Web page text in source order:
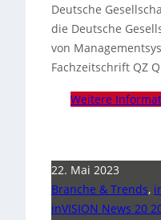
Deutsche
die Deutsche
von
Fachzeitschrift QZ
Weitere
22. Mai 2023
Branche & Trends,
inVISION News 20